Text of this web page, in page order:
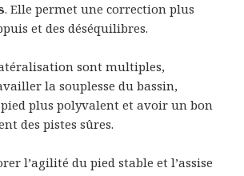
. Elle permet une correction plus
et des déséquilibres.
sont multiples,
la souplesse du bassin,
plus polyvalent et avoir un bon
des pistes sûres.
l’agilité du pied stable et l’assise